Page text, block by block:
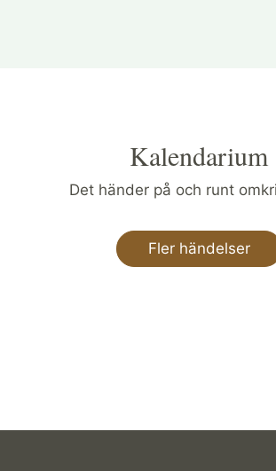
Kalendarium
Det händer på och runt
Fler händelser